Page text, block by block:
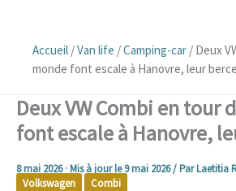
Accueil /Van life /Camping-car / Deux
monde font escale à Hanovre, leur
Deux VW Combi en tour
font escale à Hanovre,
8 mai 2026· Mis à jour le9 mai 2026/ ParLaetitia
Volkswagen
Combi